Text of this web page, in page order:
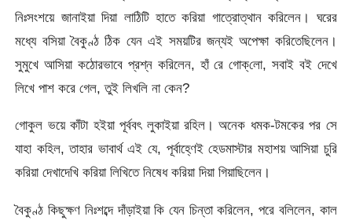
নিঃসংশয়ে জানাইয়া দিয়া লাঠিটি হাতে করিয়া গাত্রোত্থান করিলেন। ঘরের
মধ্যে বসিয়া বৈকুণ্ঠ ঠিক যেন এই সময়টির জন্যই অপেক্ষা করিতেছিলেন।
সুমুখে আসিয়া কঠোরভাবে প্রশ্ন করিলেন, হাঁ রে গোক্‌লো, সবাই বই দেখে
লিখে পাশ করে গেল, তুই লিখলি না কেন?
গোকুল ভয়ে কাঁটা হইয়া পূর্ববৎ লুকাইয়া রহিল। অনেক ধমক-টমকের পর সে
যাহা কহিল, তাহার ভাবার্থ এই যে, পূর্বাহ্ণেই হেডমাস্টার মহাশয় আসিয়া চুরি
করিয়া দেখাদেখি করিয়া লিখিতে নিষেধ করিয়া দিয়া গিয়াছিলেন।
বৈকুণ্ঠ কিছুক্ষণ নিঃশব্দে দাঁড়াইয়া কি যেন চিন্তা করিলেন, পরে বলিলেন, কাল